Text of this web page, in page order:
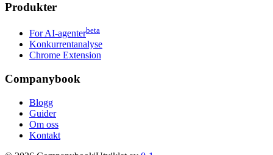
Produkter
For AI-agenterbeta
Konkurrentanalyse
Chrome Extension
Companybook
Blogg
Guider
Om oss
Kontakt